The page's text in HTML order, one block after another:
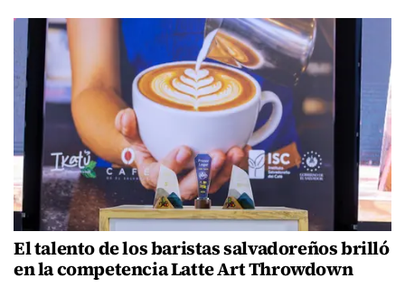
El talento de los baristas salvadoreños brilló
en la competencia Latte Art Throwdown